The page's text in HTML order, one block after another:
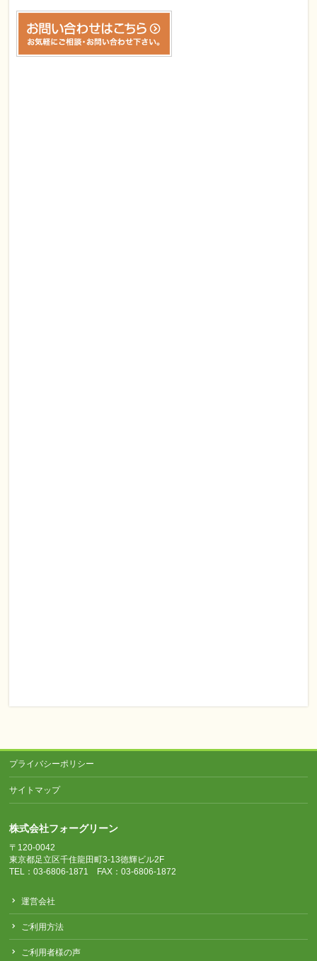
プライバシーポリシー
サイトマップ
株式会社フォーグリーン
〒120-0042
東京都足立区千住龍田町3-13徳輝ビル2F
TEL：03-6806-1871 FAX：03-6806-1872
運営会社
ご利用方法
ご利用者様の声